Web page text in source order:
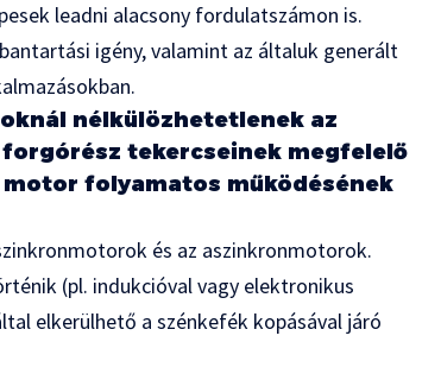
leadni alacsony fordulatszámon is.
igény, valamint az általuk generált
nélkülözhetetlenek az
tekercseinek megfelelő
folyamatos működésének
és az aszinkronmotorok.
(pl. indukcióval vagy elektronikus
elkerülhető a szénkefék kopásával járó